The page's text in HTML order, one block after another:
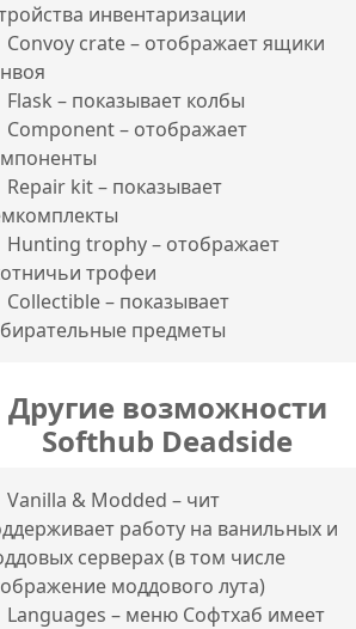
инвентаризации
Convoy crate – отображает ящики
Flask – показывает колбы
Component – отображает
Repair kit – показывает
Hunting trophy – отображает
трофеи
Collectible – показывает
предметы
Другие возможности
Softhub Deadside
Vanilla & Modded – чит
работу на ванильных и
серверах (в том числе
моддового лута)
Languages – меню Софтхаб имеет